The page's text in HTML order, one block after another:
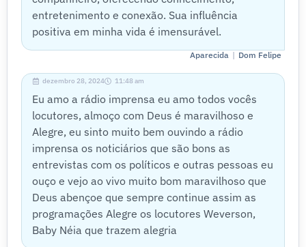
entretenimento e conexão. Sua influência
positiva em minha vida é imensurável.
Aparecida | Dom Felipe
dezembro 28, 2024 11:48 am
Eu amo a rádio imprensa eu amo todos vocês
locutores, almoço com Deus é maravilhoso e
Alegre, eu sinto muito bem ouvindo a rádio
imprensa os noticiários que são bons as
entrevistas com os políticos e outras pessoas eu
ouço e vejo ao vivo muito bom maravilhoso que
Deus abençoe que sempre continue assim as
programações Alegre os locutores Weverson,
Baby Néia que trazem alegria